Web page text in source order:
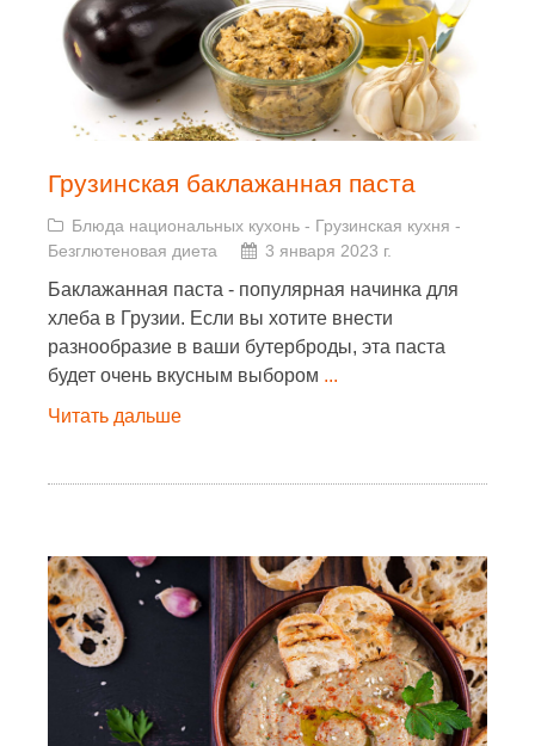
Грузинская баклажанная паста
Блюда национальных кухонь - Грузинская кухня -
Безглютеновая диета
3 января 2023 г.
Баклажанная паста - популярная начинка для
хлеба в Грузии. Если вы хотите внести
разнообразие в ваши бутерброды, эта паста
будет очень вкусным выбором ...
Читать дальше